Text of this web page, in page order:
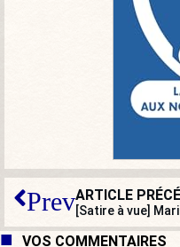
Prev
VOS COMMENTAIRES